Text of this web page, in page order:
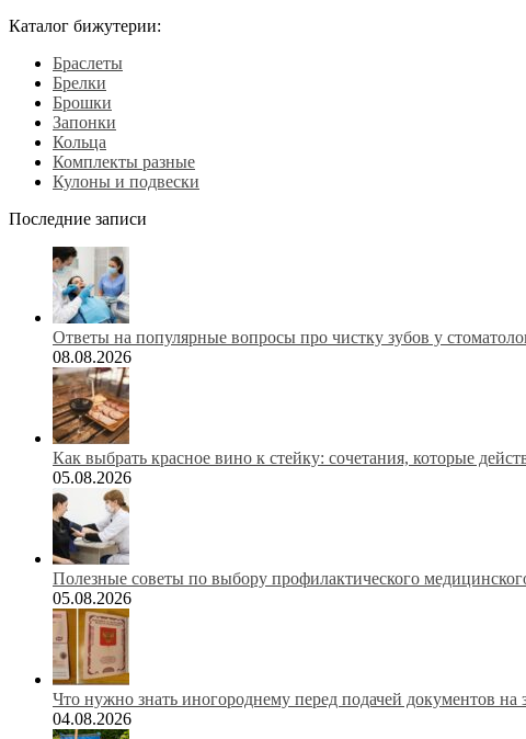
Каталог бижутерии:
Браслеты
Брелки
Брошки
Запонки
Кольца
Комплекты разные
Кулоны и подвески
Последние записи
Ответы на популярные вопросы про чистку зубов у
08.08.2026
Как выбрать красное вино к стейку: сочетания, которые
05.08.2026
Полезные советы по выбору профилактического
05.08.2026
Что нужно знать иногороднему перед подачей документов на
04.08.2026